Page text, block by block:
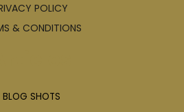
POLICY
& CONDITIONS
BLOG SHOTS